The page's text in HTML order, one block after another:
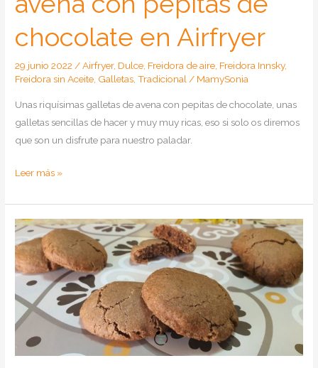
chocolate en Airfryer
29 junio 2022/Airfryer, Dulce, Freidora de aire, Freidora Innsky,
Freidora sin Aceite, Galletas,Tradicional/ MamySonia
Unas riquísimas galletas de avena con pepitas de chocolate, unas
galletas sencillas de hacer y muy muy ricas, eso si solo os diremos
que son un disfrute para nuestro paladar.
Como
galletas
de
avena
con
pepitas
de
chocolate
en
Airfryer
Leer más »